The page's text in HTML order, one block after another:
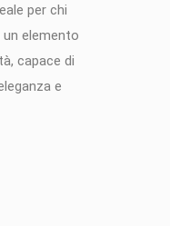
per chi
elemento
capace di
e